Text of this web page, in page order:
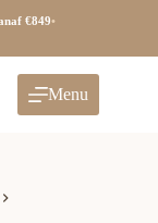
€849•
Menu